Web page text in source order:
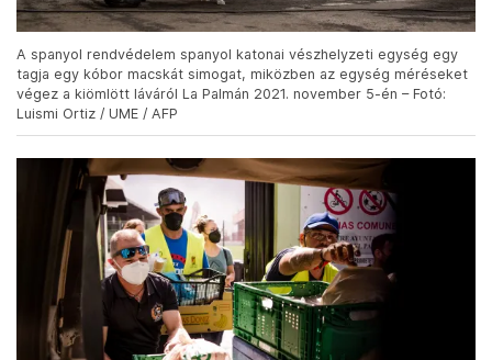
A spanyol rendvédelem spanyol katonai vészhelyzeti egység egy
tagja egy kóbor macskát simogat, miközben az egység méréseket
végez a kiömlött láváról La Palmán 2021. november 5-én – Fotó:
Luismi Ortiz / UME / AFP